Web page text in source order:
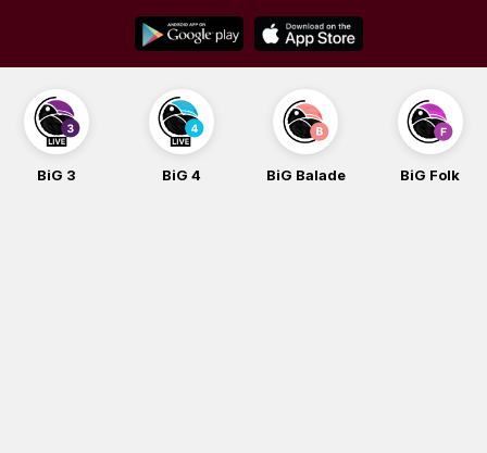
content
BiG 3 BiG 4 BiG Balade BiG Folk